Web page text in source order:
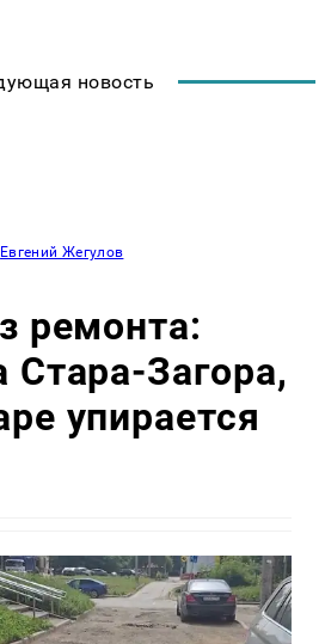
новость
Евгений Жегулов
ремонта:
Стара-Загора,
упирается